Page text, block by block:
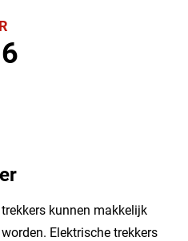
kunnen makkelijk
Elektrische trekkers